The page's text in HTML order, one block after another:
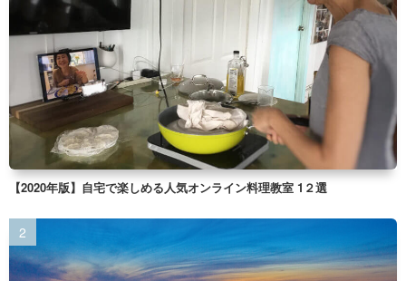
【2020年版】自宅で楽しめる人気オンライン料理教室 1２選